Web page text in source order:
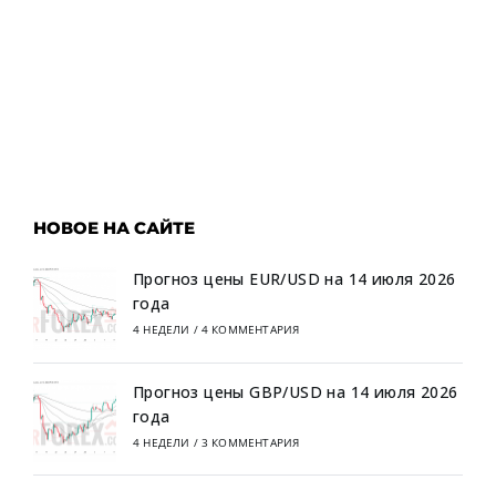
НОВОЕ НА САЙТЕ
Прогноз цены EUR/USD на 14 июля 2026
года
4 НЕДЕЛИ / 4 КОММЕНТАРИЯ
Прогноз цены GBP/USD на 14 июля 2026
года
4 НЕДЕЛИ / 3 КОММЕНТАРИЯ